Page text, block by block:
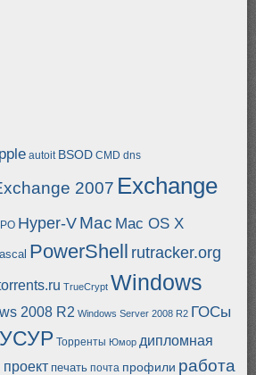
autoit BSOD CMD dns
2007 Exchange
Hyper-V Mac Mac OS X
PowerShell rutracker.org
TrueCrypt Windows
2008 R2 Windows Server 2008 R2 ГОСы
Торренты Юмор дипломная
печать почта профили работа